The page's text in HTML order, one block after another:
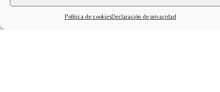
Política de cookiesDeclaración de privacidad